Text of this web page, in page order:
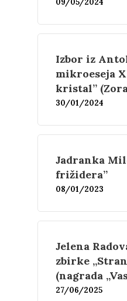
09/05/2024
Izbor iz
mikroeseja
kristal”
30/01/2024
Jadranka
frižidera”
08/01/2023
Jelena
zbirke
(nagrada
27/06/2025